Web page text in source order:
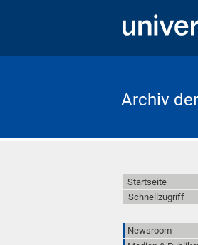
Archiv
Startseite
Schnellzugriff
Newsroom